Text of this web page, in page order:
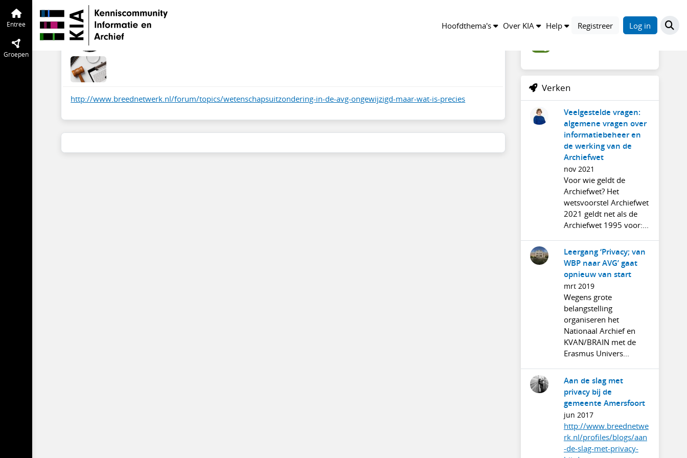
Hoofdthema's Over KIA Help Registreer Log in
Entree
Groepen
Wet- en regelgeving Entree
Wat verstaan we onder historisch belang in de AVG?
okt 2017
http://www.breednetwerk.nl/forum/topics/wetenschapsuitzondering-in-de-avg-ongewijzigd-maar-wat-is-precies
Verken
Veelgestelde vragen:
algemene vragen over
informatiebeheer en
de werking van de
Archiefwet
nov 2021
Voor wie geldt de
Archiefwet? Het
wetsvoorstel Archiefwet
2021 geldt net als de
Archiefwet 1995 voor:...
Leergang ‘Privacy; van
WBP naar AVG’ gaat
opnieuw van start
mrt 2019
Wegens grote
belangstelling
organiseren het
Nationaal Archief en
KVAN/BRAIN met de
Erasmus Univers...
Aan de slag met
privacy bij de
gemeente Amersfoort
jun 2017
http://www.breednetwe
rk.nl/profiles/blogs/aan
-de-slag-met-privacy-